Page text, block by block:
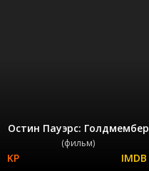
Остин Пауэрс: Голдмембер
(фильм)